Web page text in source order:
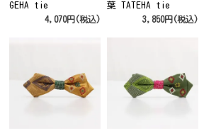
GEHA tie
4,070円(税込)
葉 TATEHA tie
3,850円(税込)